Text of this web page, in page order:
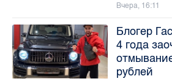
Вчера, 16:11
Блогер
4 года
рублей